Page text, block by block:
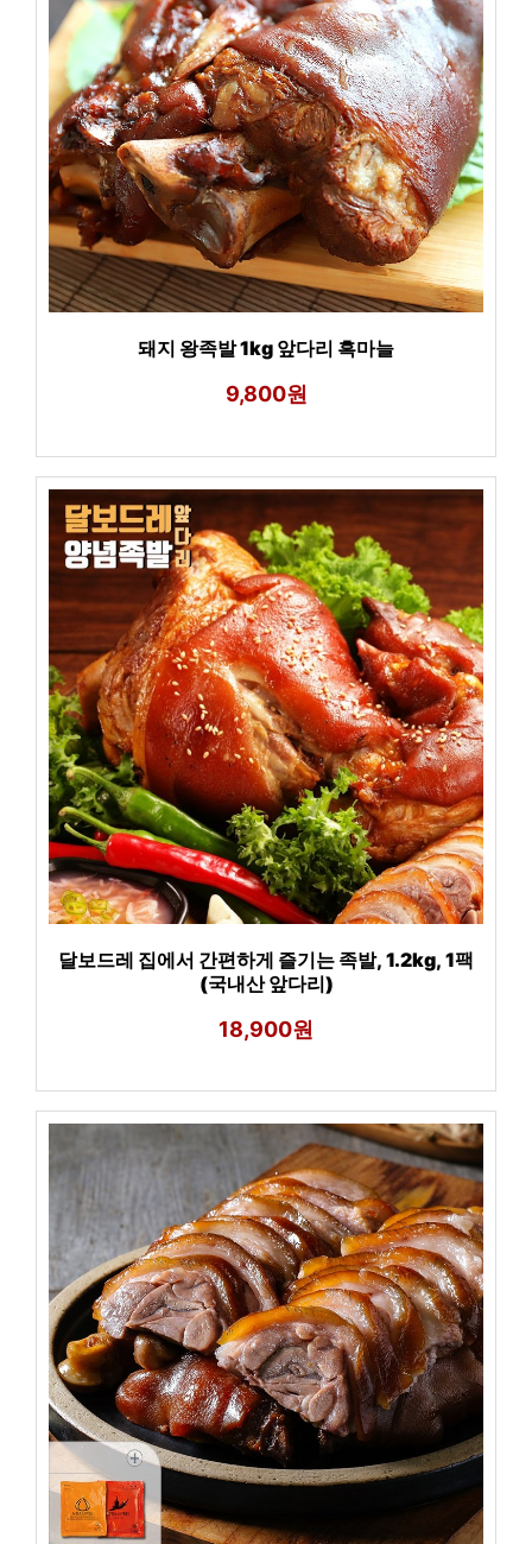
돼지 왕족발 1kg 앞다리 흑마늘
9,800원
달보드레 집에서 간편하게 즐기는 족발, 1.2kg, 1팩
(국내산 앞다리)
18,900원